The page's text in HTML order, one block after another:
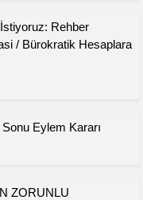
Rehber
/ Bürokratik Hesaplara
Eylem Kararı
ZORUNLU